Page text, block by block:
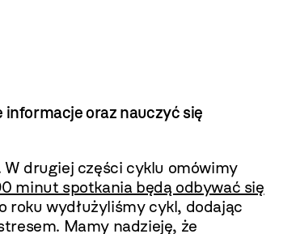
oraz nauczyć się
drugiej części cyklu omówimy
minut spotkania będą odbywać się
roku wydłużyliśmy cykl, dodając
Mamy nadzieję, że